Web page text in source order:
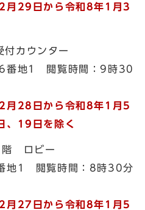
月29日から令和8年1月3
カウンター
番地1 閲覧時間：9時30
月28日から令和8年1月5
、19日を除く
階 ロビー
地1 閲覧時間：8時30分
月27日から令和8年1月5